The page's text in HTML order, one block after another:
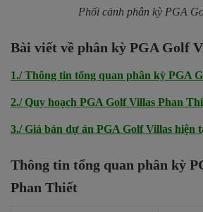
Phối cảnh phân kỳ PGA
Bài viết về phân kỳ PGA Golf
1./ Thông tin tổng quan phân kỳ PGA
2./ Quy hoạch PGA Golf Villas Phan
3./ Giá bán dự án PGA Golf Villas hiện
Thông tin tổng quan phân kỳ
Phan Thiết